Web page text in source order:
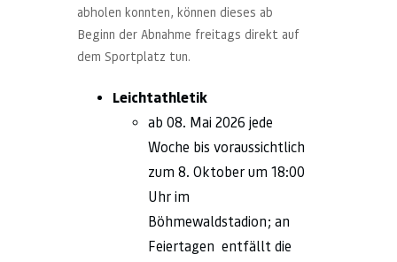
abholen konnten, können dieses ab
Beginn der Abnahme freitags direkt auf
dem Sportplatz tun.
Leichtathletik
ab 08. Mai 2026 jede
Woche bis voraussichtlich
zum 8. Oktober um 18:00
Uhr im
Böhmewaldstadion; an
Feiertagen entfällt die